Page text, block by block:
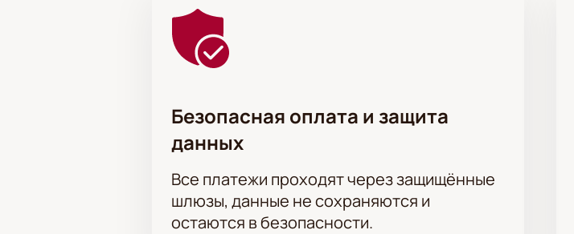
Безопасная оплата и защита
данных
Все платежи проходят через защищённые
шлюзы, данные не сохраняются и
остаются в безопасности.